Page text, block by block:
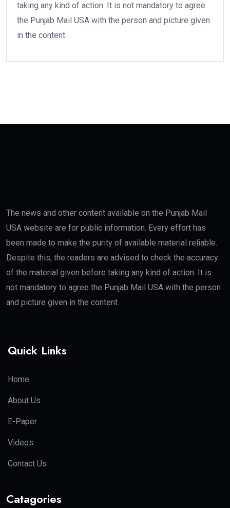
taking any kind of action. It is not mandatory to agree
the Punjab Mail USA with the person and picture given
in the content.
The news and other content available on the Punjab Mail
USA website are for public information. Every effort has
been made to make the purity of available material reliable.
Despite this, the readers are advised to check the accuracy
of the material given before taking any kind of action. It is
not mandatory to agree the Punjab Mail USA with the person
and picture given in the content.
Quick Links
Home
About Us
E-Paper
Videos
Contact Us
Catagories